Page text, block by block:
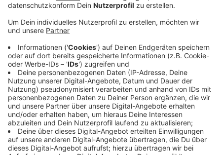
Aachener Polizei unterschiedliche Ergebnisse
Während es in Eschweiler an der Alsdorfer Straße nahe
Blausteinsee gar keine Verstöße gab, haben sich in der
Südstraße von über 440 gemessenen Fahrzeugen 44
nicht an das Tempolimit von 50 Kilometer pro Stunde
gehalten.
In Monschau sind auf der B 258 fast ein Drittel der
über 520 kontrollierten Fahrzeuge schneller als die
erlaubten 70 Kilometer pro Stunde gewesen. Fünf
Motorradfahrer - darunter zwei aus den Niederlanden -
müssen mit einem Fahrverbot rechnen, weil sie mehr